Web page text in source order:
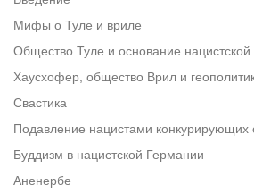
Мифы о Туле и вриле
Общество Туле и основание
Хаусхофер, общество Врил и
Свастика
Подавление нацистами конкурирующих
Буддизм в нацистской Германии
Аненербе